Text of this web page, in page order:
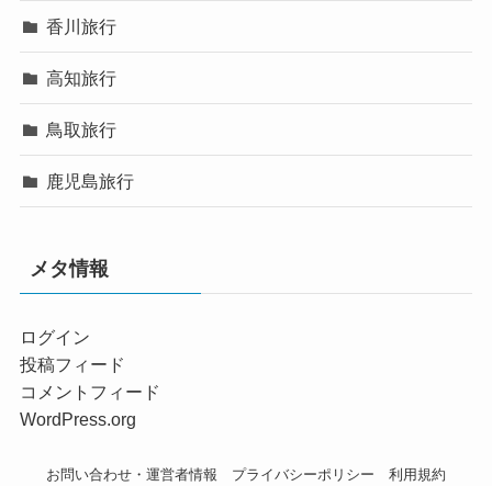
香川旅行
高知旅行
鳥取旅行
鹿児島旅行
メタ情報
ログイン
投稿フィード
コメントフィード
WordPress.org
お問い合わせ・運営者情報 プライバシーポリシー 利用規約